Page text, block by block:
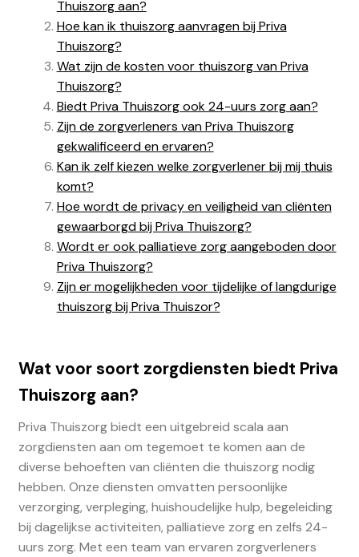
Thuiszorg aan?
Hoe kan ik thuiszorg aanvragen bij Priva
Thuiszorg?
Wat zijn de kosten voor thuiszorg van Priva
Thuiszorg?
Biedt Priva Thuiszorg ook 24-uurs zorg aan?
Zijn de zorgverleners van Priva Thuiszorg
gekwalificeerd en ervaren?
Kan ik zelf kiezen welke zorgverlener bij mij thuis
komt?
Hoe wordt de privacy en veiligheid van cliënten
gewaarborgd bij Priva Thuiszorg?
Wordt er ook palliatieve zorg aangeboden door
Priva Thuiszorg?
Zijn er mogelijkheden voor tijdelijke of langdurige
thuiszorg bij Priva Thuiszor?
Wat voor soort zorgdiensten biedt Priva
Thuiszorg aan?
Priva Thuiszorg biedt een uitgebreid scala aan
zorgdiensten aan om tegemoet te komen aan de
diverse behoeften van cliënten die thuiszorg nodig
hebben. Onze diensten omvatten persoonlijke
verzorging, verpleging, huishoudelijke hulp, begeleiding
bij dagelijkse activiteiten, palliatieve zorg en zelfs 24-
uurs zorg. Met een team van ervaren zorgverleners